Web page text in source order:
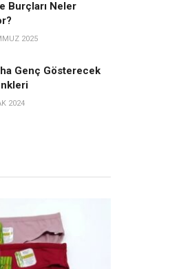
Burçları Neler
2025
Genç Gösterecek
2024